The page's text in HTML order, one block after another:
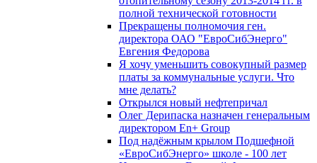
полной технической готовности
Прекращены полномочия ген.
директора ОАО "ЕвроСибЭнерго"
Евгения Федорова
Я хочу уменьшить совокупный размер
платы за коммунальные услуги. Что
мне делать?
Открылся новый нефтепричал
Олег Дерипаска назначен генеральным
директором En+ Group
Под надёжным крылом Подшефной
«ЕвроСибЭнерго» школе - 100 лет